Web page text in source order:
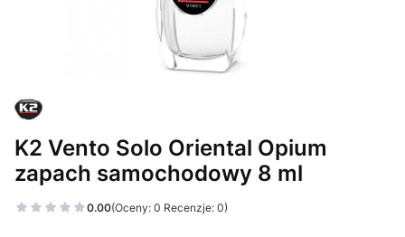
K2 Vento Solo Oriental Opium
zapach samochodowy 8 ml
0.00(Oceny: 0 Recenzje: 0)